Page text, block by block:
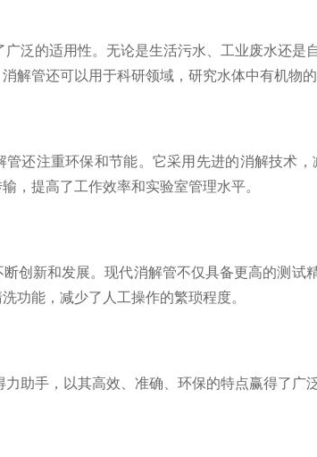
的适用性。无论是生活污水、工业废水还是
解管还可以用于科研领域，研究水体中有机物
注重环保和节能。它采用先进的消解技术，
，提高了工作效率和实验室管理水平。
新和发展。现代消解管不仅具备更高的测试
功能，减少了人工操作的繁琐程度。
手，以其高效、准确、环保的特点赢得了广